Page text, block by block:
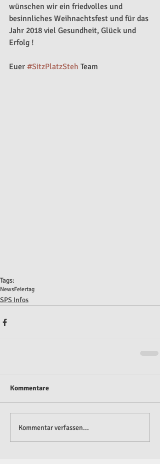
wünschen wir ein friedvolles und
besinnliches Weihnachtsfest und für das
Jahr 2018 viel Gesundheit, Glück und
Erfolg !
Euer #SitzPlatzSteh Team
Tags:
NewsFeiertag
SPS Infos
Kommentare
Kommentar verfassen...